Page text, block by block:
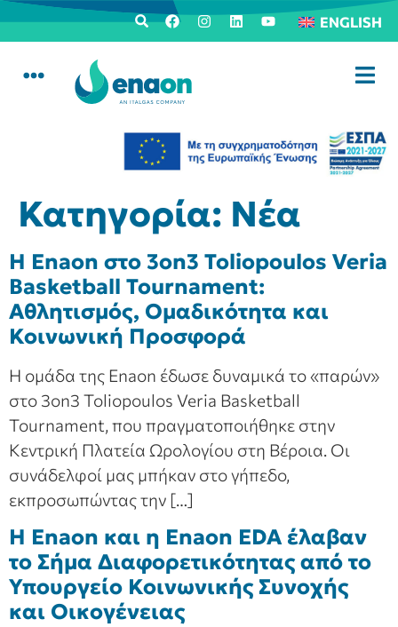
ENGLISH
Κατηγορία: Νέα
Η Enaon στο 3on3 Toliopoulos Veria
Basketball Tournament:
Αθλητισμός, Ομαδικότητα και
Κοινωνική Προσφορά
Η ομάδα της Enaon έδωσε δυναμικά το «παρών»
στο 3on3 Toliopoulos Veria Basketball
Tournament, που πραγματοποιήθηκε στην
Κεντρική Πλατεία Ωρολογίου στη Βέροια. Οι
συνάδελφοί μας μπήκαν στο γήπεδο,
εκπροσωπώντας την […]
Η Enaon και η Enaon EDA έλαβαν
το Σήμα Διαφορετικότητας από το
Υπουργείο Κοινωνικής Συνοχής
και Οικογένειας